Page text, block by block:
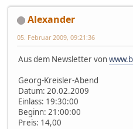
Alexander
05. Februar 2009, 09:21:36
Aus dem Newsletter von
Georg-Kreisler-Abend
Datum: 20.02.2009
Einlass: 19:30:00
Beginn: 21:00:00
Preis: 14,00